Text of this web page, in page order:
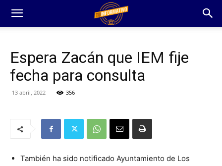
Espera Zacán que IEM fije
fecha para consulta
13 abril, 2022 356
También ha sido notificado Ayuntamiento de Los